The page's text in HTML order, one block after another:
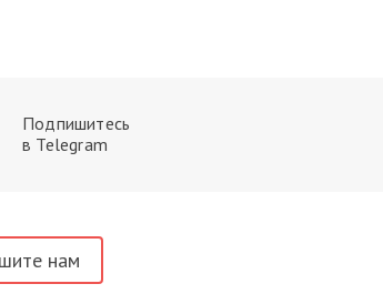
Подпишитесь
в Telegram
нам